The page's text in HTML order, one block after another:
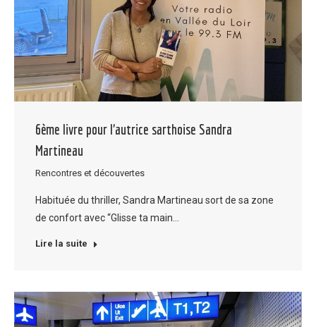
6ème livre pour l’autrice sarthoise Sandra
Martineau
Rencontres et découvertes
Habituée du thriller, Sandra Martineau sort de sa zone
de confort avec “Glisse ta main…
Lire la suite